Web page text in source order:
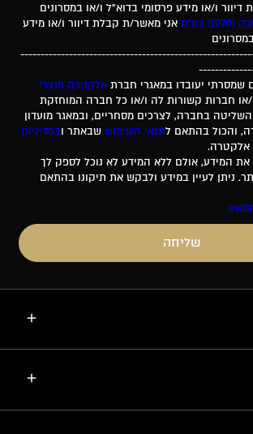
ו/או מידע פרסומי בדוא"ל ו/או במסרונים
בע"מ
אני מאשר/ת קבלת דיוור ו/או מידע
שמסרתי יעובדו במאגרי חברתאלקטרה מוצרי
או חברות קשורות לה ו/או כל חברה המוחזקת
בחברה, לצרכים מסחריים, ובמאגר מועדון
והכול בהתאם לתנאי השימוש שבאתר ובמדיניות
אלקטרה.
את המידע, אולם ללא המידע לא נוכל לספק לך
ניתן לעיין במידע ולבקש את תיקונו בהתאם
שליחה